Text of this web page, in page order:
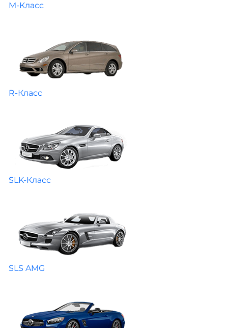
M-Класс
R-Класс
SLK-Класс
SLS AMG